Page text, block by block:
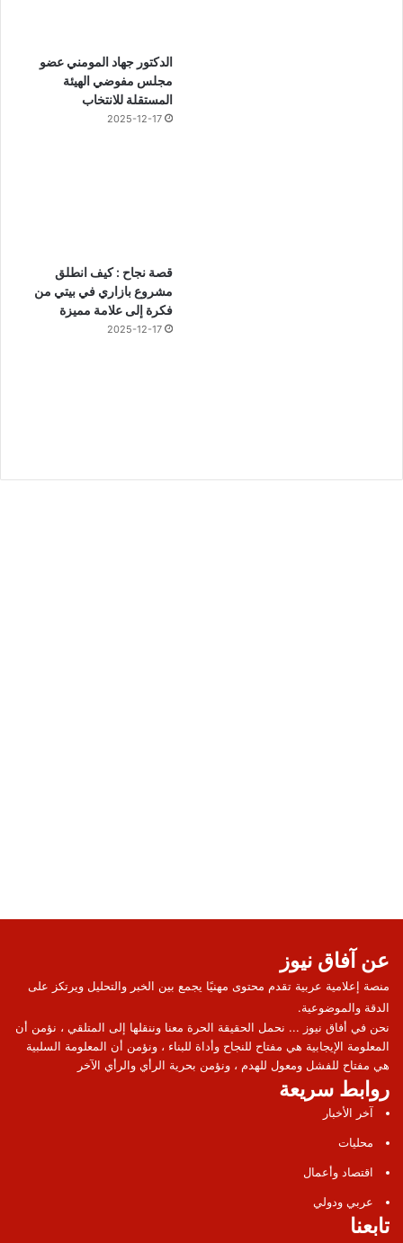
الدكتور جهاد المومني عضو
مجلس مفوضي الهيئة
المستقلة للانتخاب
2025-12-17
قصة نجاح : كيف انطلق
مشروع بازاري في بيتي من
فكرة إلى علامة مميزة
2025-12-17
عن آفاق نيوز
منصة إعلامية عربية تقدم محتوى مهنيًا يجمع بين الخبر والتحليل ويرتكز على
الدقة والموضوعية.
نحن في أفاق نيوز ... نحمل الحقيقة الحرة معنا وننقلها إلى المتلقي ، نؤمن أن
المعلومة الإيجابية هي مفتاح للنجاح وأداة للبناء ، ونؤمن أن المعلومة السلبية
هي مفتاح للفشل ومعول للهدم ، ونؤمن بحرية الرأي والرأي الآخر
روابط سريعة
آخر الأخبار
محليات
اقتصاد وأعمال
عربي ودولي
تابعنا